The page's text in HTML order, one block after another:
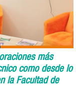
más
como desde lo
la Facultad de